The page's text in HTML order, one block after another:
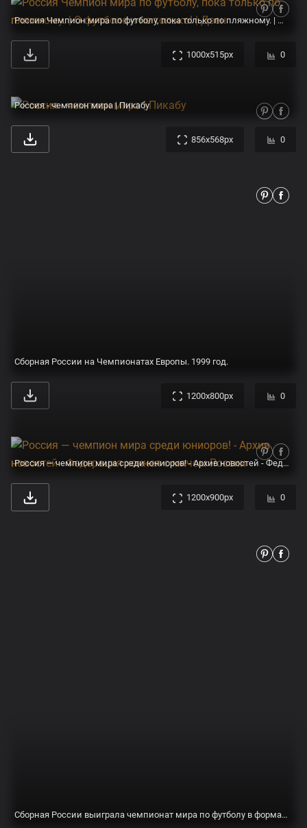
Россия Чемпион мира по футболу, пока только по пляжному. | О футболе и не только! | Дзен
1000x515px 0
Россия - чемпион мира | Пикабу
856x568px 0
Сборная России на Чемпионатах Европы. 1999 год.
1200x800px 0
Россия — чемпион мира среди юниоров! - Архив новостей - Федерация хоккея с мячом России
1200x900px 0
Сборная России выиграла чемпионат мира по футболу в формате 7х7 среди любительских команд.